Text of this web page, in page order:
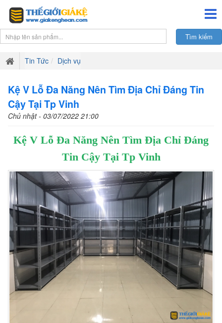
Tin Tức Dịch vụ
Kệ V Lỗ Đa Năng Nên Tìm Địa Chỉ Đáng Tin
Cậy Tại Tp Vinh
Chủ nhật - 03/07/2022 21:00
Kệ V Lỗ Đa Năng Nên Tìm Địa Chỉ Đáng
Tin Cậy Tại Tp Vinh